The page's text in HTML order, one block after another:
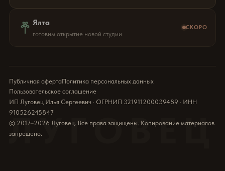
Ялта
готовим открытие новой студии
СКОРО
Публичная офертаПолитика персональных данных
Пользовательское соглашение
ИП Луговец Илья Сергеевич · ОГРНИП 321911200039489 · ИНН
910526245847
© 2017–2026 Луговец. Все права защищены. Копирование материалов
запрещено.
ЛУГОВЕЦ